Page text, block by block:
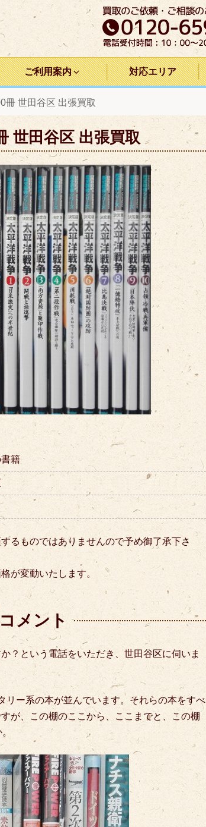
ご利用案内 対応エリア
冊 世田谷区 出張買取
世田谷区 出張買取
籍
るものではありませんので予め御了承下さ
が変動いたします。
メント
？という電話をいただき、世田谷区に伺いま
リー系の本が並んでいます。それらの本をすべ
が、この棚のここから、ここまでと、この棚